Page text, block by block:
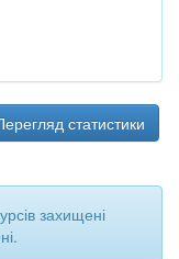
статистики
захищені